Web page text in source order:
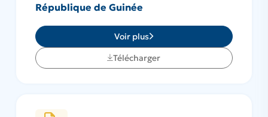
République de Guinée
Voir plus
Télécharger